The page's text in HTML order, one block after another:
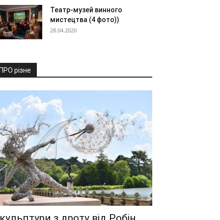
Театр-музей винного
мистецтва (4 фото))
28.04.2020
різне